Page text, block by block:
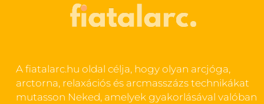
A fiatalarc.hu oldal célja, hogy olyan arcjóga,
arctorna, relaxációs és arcmasszázs technikákat
mutasson Neked, amelyek gyakorlásával valóban